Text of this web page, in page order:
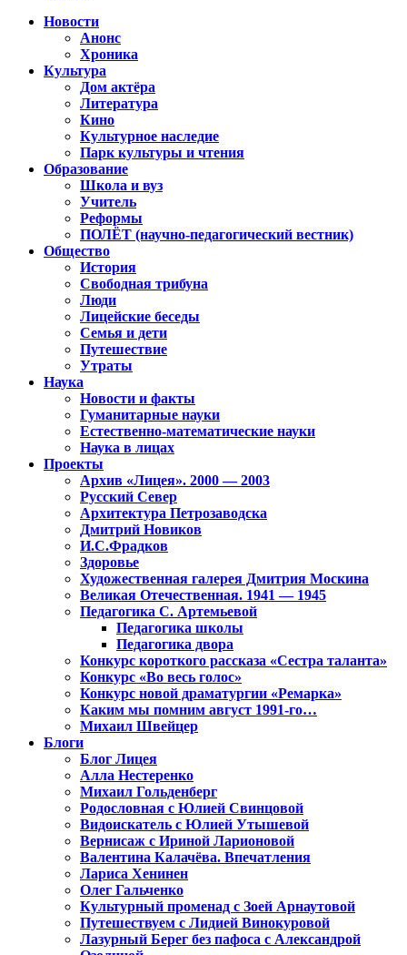
Новости
Анонс
Хроника
Культура
Дом актёра
Литература
Кино
Культурное наследие
Парк культуры и чтения
Образование
Школа и вуз
Учитель
Реформы
ПОЛЁТ (научно-педагогический вестник)
Общество
История
Свободная трибуна
Люди
Лицейские беседы
Семья и дети
Путешествие
Утраты
Наука
Новости и факты
Гуманитарные науки
Естественно-математические науки
Наука в лицах
Проекты
Архив «Лицея». 2000 — 2003
Русский Север
Архитектура Петрозаводска
Дмитрий Новиков
И.С.Фрадков
Здоровье
Художественная галерея Дмитрия Москина
Великая Отечественная. 1941 — 1945
Педагогика С. Артемьевой
Педагогика школы
Педагогика двора
Конкурс короткого рассказа «Сестра таланта»
Конкурс «Во весь голос»
Конкурс новой драматургии «Ремарка»
Каким мы помним август 1991-го…
Михаил Швейцер
Блоги
Блог Лицея
Алла Нестеренко
Михаил Гольденберг
Родословная с Юлией Свинцовой
Видоискатель с Юлией Утышевой
Вернисаж с Ириной Ларионовой
Валентина Калачёва. Впечатления
Лариса Хенинен
Олег Гальченко
Культурный променад с Зоей Арнаутовой
Путешествуем с Лидией Винокуровой
Лазурный Берег без пафоса с Александрой